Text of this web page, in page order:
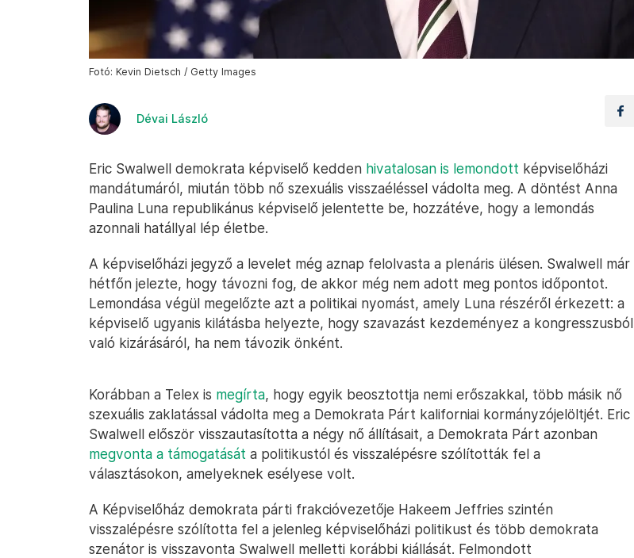
Fotó: Kevin Dietsch / Getty Images
Dévai László
Eric Swalwell demokrata képviselő kedden hivatalosan is lemondott képviselőházi
mandátumáról, miután több nő szexuális visszaéléssel vádolta meg. A döntést Anna
Paulina Luna republikánus képviselő jelentette be, hozzátéve, hogy a lemondás
azonnali hatállyal lép életbe.
A képviselőházi jegyző a levelet még aznap felolvasta a plenáris ülésen. Swalwell már
hétfőn jelezte, hogy távozni fog, de akkor még nem adott meg pontos időpontot.
Lemondása végül megelőzte azt a politikai nyomást, amely Luna részéről érkezett: a
képviselő ugyanis kilátásba helyezte, hogy szavazást kezdeményez a kongresszusból
való kizárásáról, ha nem távozik önként.
Korábban a Telex is megírta, hogy egyik beosztottja nemi erőszakkal, több másik nő
szexuális zaklatással vádolta meg a Demokrata Párt kaliforniai kormányzójelöltjét. Eric
Swalwell először visszautasította a négy nő állításait, a Demokrata Párt azonban
megvonta a támogatását a politikustól és visszalépésre szólították fel a
választásokon, amelyeknek esélyese volt.
A Képviselőház demokrata párti frakcióvezetője Hakeem Jeffries szintén
visszalépésre szólította fel a jelenleg képviselőházi politikust és több demokrata
szenátor is visszavonta Swalwell melletti korábbi kiállását. Felmondott